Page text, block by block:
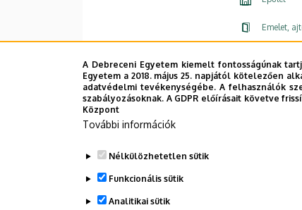
Emelet,
A Debreceni Egyetem kiemelt fontosságúnak
Egyetem a 2018. május 25. napjától kötelezően
adatvédelmi tevékenységébe. A felhasználók
szabályozásoknak. A GDPR előírásait követve
Központ
További információk
Nélkülözhetetlen sütik
Funkcionális sütik
Analitikai sütik